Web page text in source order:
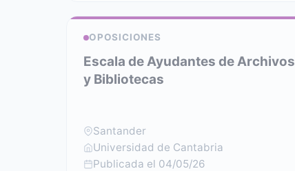
OPOSICIONES
Escala de Ayudantes de Archivos
y Bibliotecas
Santander
Universidad de Cantabria
Publicada el 04/05/26